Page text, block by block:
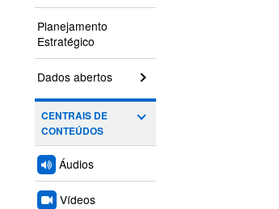
Planejamento
Estratégico
Dados abertos
CENTRAIS DE
CONTEÚDOS
Áudios
Vídeos